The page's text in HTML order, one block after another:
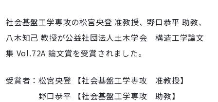
社会基盤工学専攻の松宮央登 准教授、野口恭平 助教、
八木知己 教授が公益社団法人土木学会 構造工学論文
集 Vol.72A 論文賞を受賞されました。
受賞者：松宮央登 【社会基盤工学専攻 准教授】
野口恭平 【社会基盤工学専攻 助教】